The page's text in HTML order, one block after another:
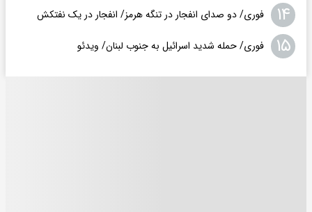
۱۴ فوری/ دو صدای انفجار در تنگه هرمز/ انفجار در یک نفتکش
۱۵ فوری/ حمله شدید اسرائیل به جنوب لبنان/ ویدئو